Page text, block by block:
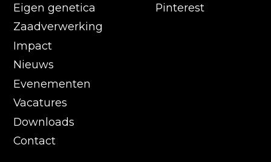
Eigen genetica
Zaadverwerking
Impact
Nieuws
Evenementen
Vacatures
Downloads
Contact
Pinterest